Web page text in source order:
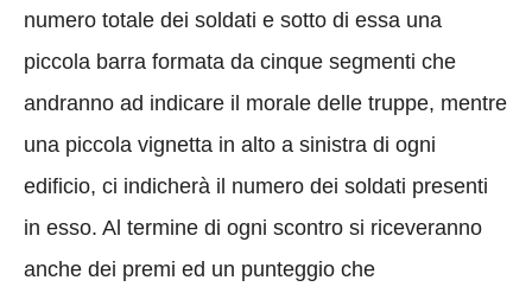
numero totale dei soldati e sotto di essa una
piccola barra formata da cinque segmenti che
andranno ad indicare il morale delle truppe, mentre
una piccola vignetta in alto a sinistra di ogni
edificio, ci indicherà il numero dei soldati presenti
in esso. Al termine di ogni scontro si riceveranno
anche dei premi ed un punteggio che